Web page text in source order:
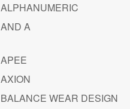
ALPHANUMERIC
AND A
APEE
AXION
BALANCE WEAR DESIGN